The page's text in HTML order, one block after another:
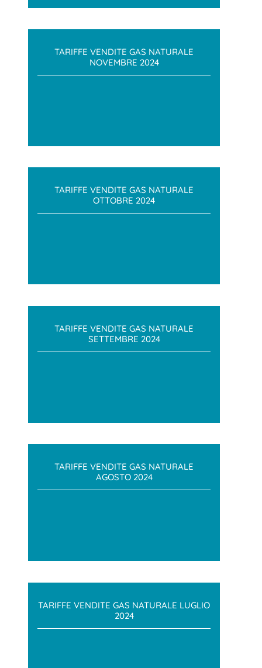
TARIFFE VENDITE GAS NATURALE
NOVEMBRE 2024
TARIFFE VENDITE GAS NATURALE
OTTOBRE 2024
TARIFFE VENDITE GAS NATURALE
SETTEMBRE 2024
TARIFFE VENDITE GAS NATURALE
AGOSTO 2024
TARIFFE VENDITE GAS NATURALE LUGLIO
2024